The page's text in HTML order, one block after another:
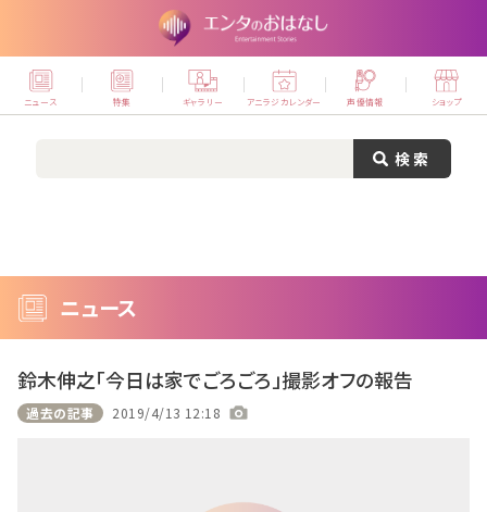
ニュース 特集 ギャラリー アニラジカレンダー 声優情報 ショップ
ニュース
鈴木伸之「今日は家でごろごろ」撮影オフの報告
過去の記事 2019/4/13 12:18